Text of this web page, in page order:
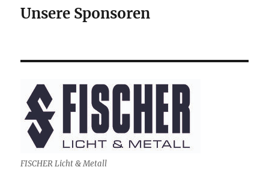
Unsere Sponsoren
FISCHER Licht & Metall